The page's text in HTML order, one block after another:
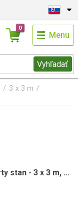
Vyhľadať
0
Menu
3 x 3 m
INSTENT BASIC záhradný párty stan - 3 x 3 m, zelený